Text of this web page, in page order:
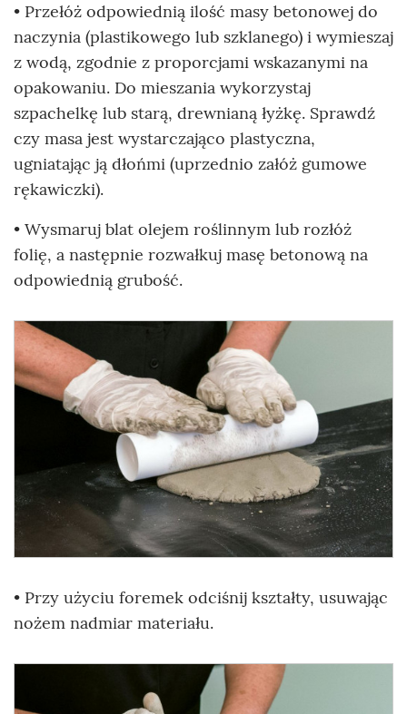
• Przełóż odpowiednią ilość masy betonowej do
naczynia (plastikowego lub szklanego) i wymieszaj
z wodą, zgodnie z proporcjami wskazanymi na
opakowaniu. Do mieszania wykorzystaj
szpachelkę lub starą, drewnianą łyżkę. Sprawdź
czy masa jest wystarczająco plastyczna,
ugniatając ją dłońmi (uprzednio załóż gumowe
rękawiczki).
• Wysmaruj blat olejem roślinnym lub rozłóż
folię, a następnie rozwałkuj masę betonową na
odpowiednią grubość.
• Przy użyciu foremek odciśnij kształty, usuwając
nożem nadmiar materiału.